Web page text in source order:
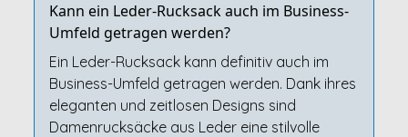
Kann ein Leder-Rucksack auch im Business-
Umfeld getragen werden?
Ein Leder-Rucksack kann definitiv auch im
Business-Umfeld getragen werden. Dank ihres
eleganten und zeitlosen Designs sind
Damenrucksäcke aus Leder eine stilvolle